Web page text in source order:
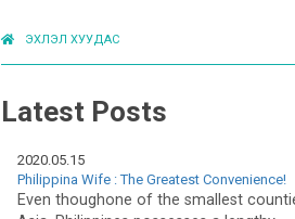
ЭХЛЭЛ ХУУДАС
Latest Posts
2020.05.15
Philippina Wife : The Greatest Convenience!
Even thoughone of the smallest